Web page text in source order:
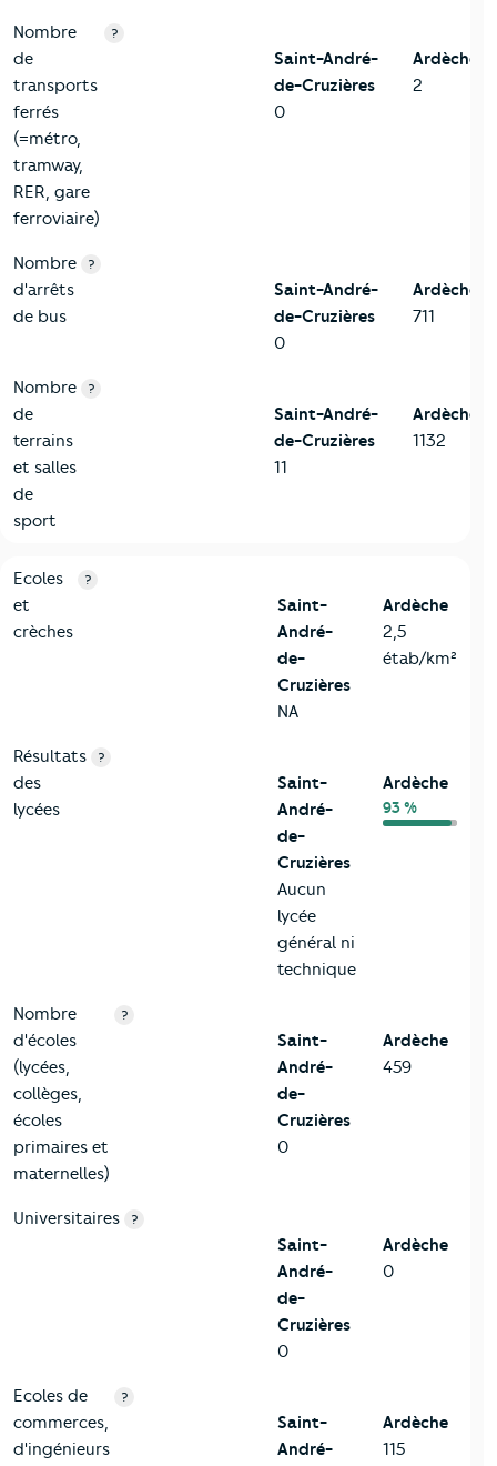
Nombre
de
transports
ferrés
(=métro,
tramway,
RER, gare
ferroviaire)
?
Saint-André-
de-Cruzières
0
Ardèche
2
Nombre
d'arrêts
de bus
?
Saint-André-
de-Cruzières
0
Ardèche
711
Nombre
de
terrains
et salles
de
sport
?
Saint-André-
de-Cruzières
11
Ardèche
1132
4-Education
Critères
Ecoles
et
crèches
?
Saint-
André-
de-
Cruzières
NA
Ardèche
2,5
étab/km²
Résultats
des
lycées
?
Saint-
André-
de-
Cruzières
Aucun
lycée
général ni
technique
Ardèche
93 %
Nombre
d'écoles
(lycées,
collèges,
écoles
primaires et
maternelles)
?
Saint-
André-
de-
Cruzières
0
Ardèche
459
Universitaires ?
Saint-
André-
de-
Cruzières
0
Ardèche
0
Ecoles de
commerces,
d'ingénieurs
?
Saint-
André-
Ardèche
115